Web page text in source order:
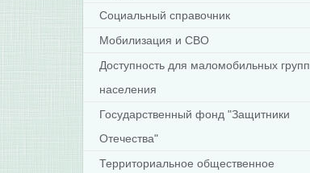
Социальный справочник
Мобилизация и СВО
Доступность для маломобильных групп
населения
Государственный фонд "Защитники
Отечества"
Территориальное общественное